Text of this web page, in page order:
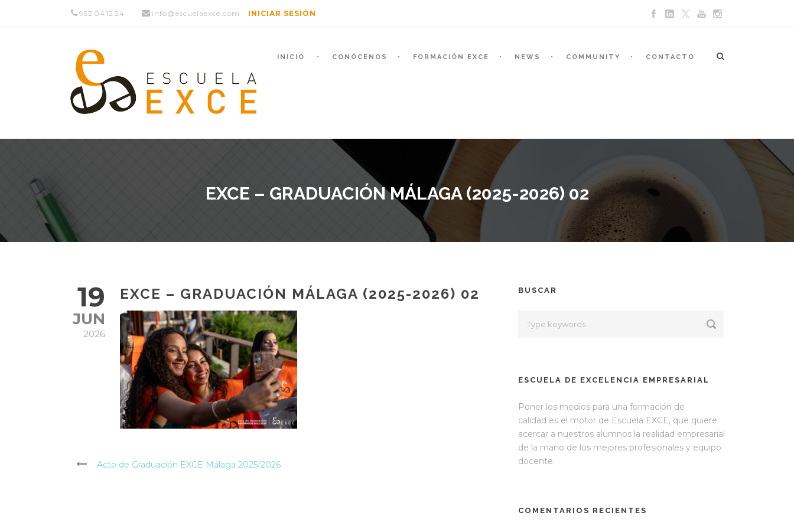
952 04 12 24 info@escuelaexce.com INICIAR SESIÓN
INICIO CONÓCENOS FORMACIÓN EXCE NEWS COMMUNITY CONTACTO
EXCE – GRADUACIÓN MÁLAGA (2025-2026) 02
19
JUN
2026
EXCE – GRADUACIÓN MÁLAGA (2025-2026) 02
Acto de Graduación EXCE Málaga 2025/2026
BUSCAR
ESCUELA DE EXCELENCIA EMPRESARIAL
Poner los medios para una formación de
calidad es el motor de Escuela EXCE, que quiere
acercar a nuestros alumnos la realidad empresarial
de la mano de los mejores profesionales y equipo
docente.
COMENTARIOS RECIENTES